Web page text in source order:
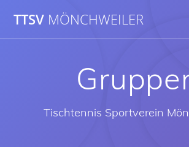
to
TTSV MÖNCHWEILER
Tischtennis Sportverein